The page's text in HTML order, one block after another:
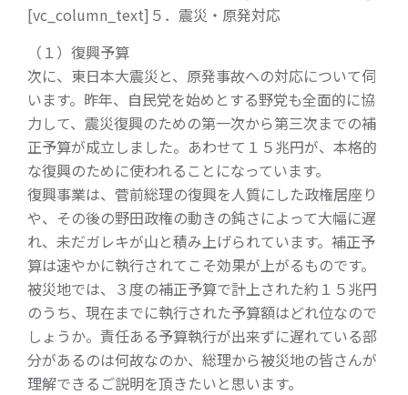
[vc_column_text]５．震災・原発対応
（１）復興予算
次に、東日本大震災と、原発事故への対応について伺
います。昨年、自民党を始めとする野党も全面的に協
力して、震災復興のための第一次から第三次までの補
正予算が成立しました。あわせて１５兆円が、本格的
な復興のために使われることになっています。
復興事業は、菅前総理の復興を人質にした政権居座り
や、その後の野田政権の動きの鈍さによって大幅に遅
れ、未だガレキが山と積み上げられています。補正予
算は速やかに執行されてこそ効果が上がるものです。
被災地では、３度の補正予算で計上された約１５兆円
のうち、現在までに執行された予算額はどれ位なので
しょうか。責任ある予算執行が出来ずに遅れている部
分があるのは何故なのか、総理から被災地の皆さんが
理解できるご説明を頂きたいと思います。